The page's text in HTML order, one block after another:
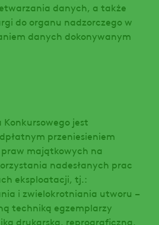
danych, a także
do organu nadzorczego w
danych dokonywanym
Konkursowego jest
przeniesieniem
majątkowych na
nadesłanych prac
eksploatacji, tj.:
i zwielokrotniania utworu –
techniką egzemplarzy
drukarską, reprograficzną,